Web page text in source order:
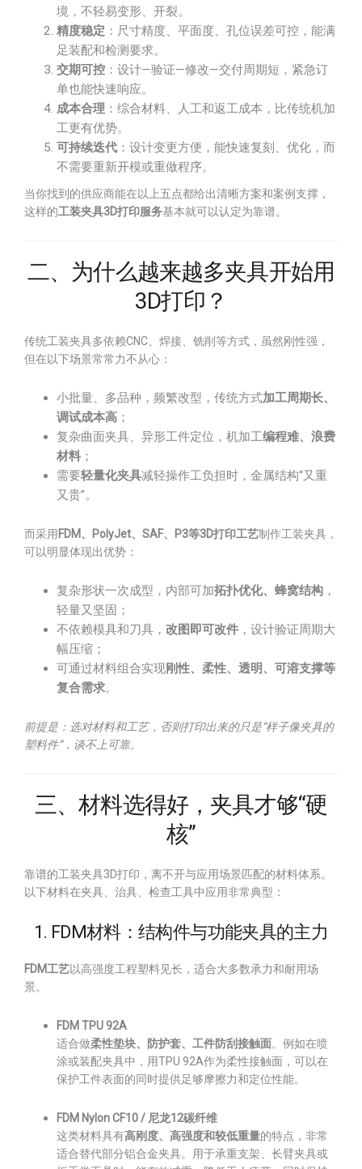
境，不轻易变形、开裂。
精度稳定 ：尺寸精度、平面度、孔位误差可控，能满
足装配和检测要求。
交期可控 ：设计—验证—修改—交付周期短，紧急订
单也能快速响应。
成本合理 ：综合材料、人工和返工成本，比传统机加
工更有优势。
可持续迭代 ：设计变更方便，能快速复刻、优化，而
不需要重新开模或重做程序。
当你找到的供应商能在以上五点都给出清晰方案和案例支撑，
这样的工装夹具3D打印服务基本就可以认定为靠谱。
二、为什么越来越多夹具开始用
3D打印？
传统工装夹具多依赖CNC、焊接、铣削等方式，虽然刚性强，
但在以下场景常常力不从心：
小批量、多品种，频繁改型，传统方式加工周期长、
调试成本高 ；
复杂曲面夹具、异形工件定位，机加工编程难、浪费
材料 ；
需要轻量化夹具减轻操作工负担时，金属结构“又重
又贵”。
而采用 FDM、PolyJet、SAF、P3等3D打印工艺制作工装夹具，
可以明显体现出优势：
复杂形状一次成型，内部可加拓扑优化、蜂窝结构 ，
轻量又坚固；
不依赖模具和刀具， 改图即可改件 ，设计验证周期大
幅压缩；
可通过材料组合实现刚性、柔性、透明、可溶支撑等
复合需求。
前提是：选对材料和工艺，否则打印出来的只是“样子像夹具的
塑料件”，谈不上可靠。
三、材料选得好，夹具才够“硬
核”
靠谱的工装夹具3D打印，离不开与应用场景匹配的材料体系。
以下材料在夹具、治具、检查工具中应用非常典型：
1. FDM材料：结构件与功能夹具的主力
FDM工艺以高强度工程塑料见长，适合大多数承力和耐用场
景。
FDM TPU 92A
适合做柔性垫块、防护套、工件防刮接触面。例如在喷
涂或装配夹具中，用TPU 92A作为柔性接触面，可以在
保护工件表面的同时提供足够摩擦力和定位性能。
FDM Nylon CF10 / 尼龙12碳纤维
这类材料具有高刚度、高强度和较低重量的特点，非常
适合替代部分铝合金夹具。用于承重支架、长臂夹具或